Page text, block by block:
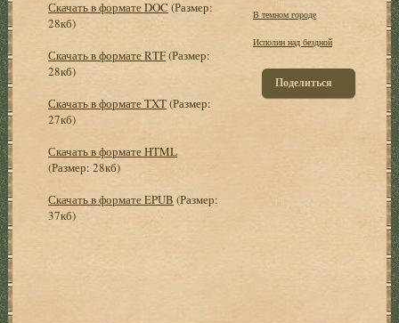
Скачать в формате DOC (Размер:
28кб)
Скачать в формате RTF(Размер:
28кб)
Скачать в формате TXT(Размер:
27кб)
Скачать в формате HTML
(Размер: 28кб)
Скачать в формате EPUB (Размер:
37кб)
В темном городе
Исполин над бездной
Поделиться